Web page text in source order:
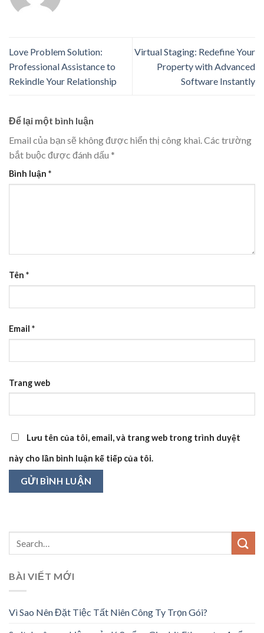
Love Problem Solution:
Professional Assistance to
Rekindle Your Relationship
Virtual Staging: Redefine Your
Property with Advanced
Software Instantly
Để lại một bình luận
Email của bạn sẽ không được hiển thị công khai.Các trường
bắt buộc được đánh dấu *
Bình luận *
Tên *
Email *
Trang web
Lưu tên của tôi, email, và trang web trong trình duyệt
này cho lần bình luận kế tiếp của tôi.
BÀI VIẾT MỚI
Vì Sao Nên Đặt Tiệc Tất Niên Công Ty Trọn Gói?